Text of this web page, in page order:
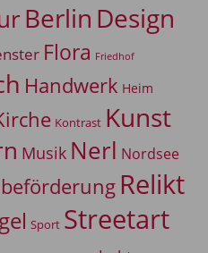
Berlin Design
Flora Friedhof
Handwerk Heim
Kontrast Kunst
Musik Nerl Nordsee
Relikt
Sport Streetart